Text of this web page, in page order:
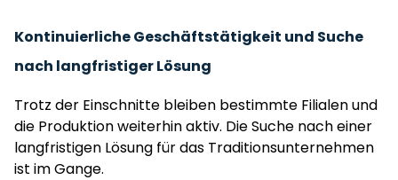
Kontinuierliche Geschäftstätigkeit und Suche
nach langfristiger Lösung
Trotz der Einschnitte bleiben bestimmte Filialen und
die Produktion weiterhin aktiv. Die Suche nach einer
langfristigen Lösung für das Traditionsunternehmen
ist im Gange.